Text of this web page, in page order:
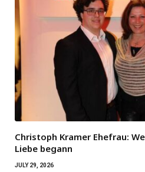
Christoph Kramer Ehefrau:
Liebe begann
JULY 29, 2026